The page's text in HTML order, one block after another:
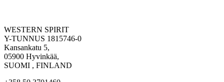
WESTERN SPIRIT
Y-TUNNUS 1815746-0
Kansankatu 5,
05900 Hyvinkää,
SUOMI , FINLAND